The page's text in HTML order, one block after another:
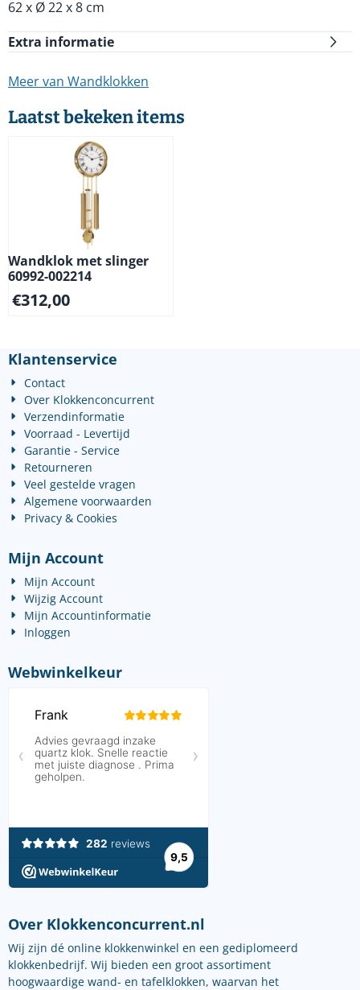
62 x Ø 22 x 8 cm
Extra informatie
Meer van Wandklokken
Laatst bekeken items
Wandklok met slinger
60992-002214
€312,00
Klantenservice
Contact
Over Klokkenconcurrent
Verzendinformatie
Voorraad - Levertijd
Garantie - Service
Retourneren
Veel gestelde vragen
Algemene voorwaarden
Privacy & Cookies
Mijn Account
Mijn Account
Wijzig Account
Mijn Accountinformatie
Inloggen
Webwinkelkeur
Over Klokkenconcurrent.nl
Wij zijn dé online klokkenwinkel en een gediplomeerd
klokkenbedrijf. Wij bieden een groot assortiment
hoogwaardige wand- en tafelklokken, waarvan het